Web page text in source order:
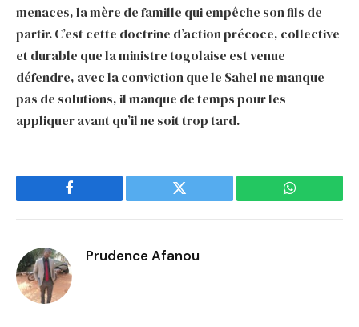
menaces, la mère de famille qui empêche son fils de
partir. C’est cette doctrine d’action précoce, collective
et durable que la ministre togolaise est venue
défendre, avec la conviction que le Sahel ne manque
pas de solutions, il manque de temps pour les
appliquer avant qu’il ne soit trop tard.
Facebook Twitter WhatsApp
Prudence Afanou